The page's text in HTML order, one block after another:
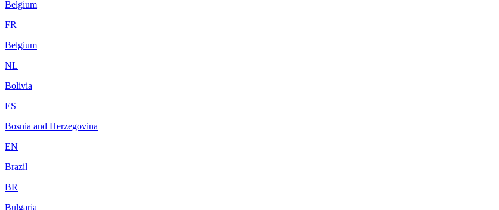
Belgium
FR
Belgium
NL
Bolivia
ES
Bosnia and Herzegovina
EN
Brazil
BR
Bulgaria